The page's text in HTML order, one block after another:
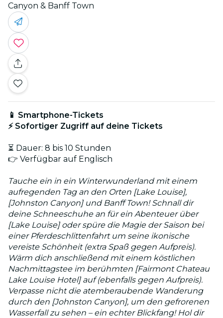
Canyon & Banff Town
📱 Smartphone-Tickets
⚡ Sofortiger Zugriff auf deine Tickets
⏳ Dauer: 8 bis 10 Stunden
👉 Verfügbar auf Englisch
Tauche ein in ein Winterwunderland mit einem
aufregenden Tag an den Orten [Lake Louise],
[Johnston Canyon] und Banff Town! Schnall dir
deine Schneeschuhe an für ein Abenteuer über
[Lake Louise] oder spüre die Magie der Saison bei
einer Pferdeschlittenfahrt um seine ikonische
vereiste Schönheit (extra Spaß gegen Aufpreis).
Wärm dich anschließend mit einem köstlichen
Nachmittagstee im berühmten [Fairmont Chateau
Lake Louise Hotel] auf (ebenfalls gegen Aufpreis).
Verpasse nicht die atemberaubende Wanderung
durch den [Johnston Canyon], um den gefrorenen
Wasserfall zu sehen – ein echter Blickfang! Hol dir